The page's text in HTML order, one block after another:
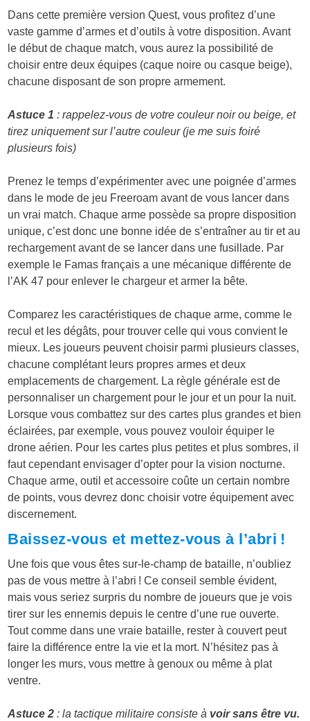
Dans cette première version Quest, vous profitez d’une
vaste gamme d’armes et d’outils à votre disposition. Avant
le début de chaque match, vous aurez la possibilité de
choisir entre deux équipes (caque noire ou casque beige),
chacune disposant de son propre armement.
Astuce 1 : rappelez-vous de votre couleur noir ou beige, et
tirez uniquement sur l’autre couleur (je me suis foiré
plusieurs fois)
Prenez le temps d’expérimenter avec une poignée d’armes
dans le mode de jeu Freeroam avant de vous lancer dans
un vrai match. Chaque arme possède sa propre disposition
unique, c’est donc une bonne idée de s’entraîner au tir et au
rechargement avant de se lancer dans une fusillade. Par
exemple le Famas français a une mécanique différente de
l’AK 47 pour enlever le chargeur et armer la bête.
Comparez les caractéristiques de chaque arme, comme le
recul et les dégâts, pour trouver celle qui vous convient le
mieux. Les joueurs peuvent choisir parmi plusieurs classes,
chacune complétant leurs propres armes et deux
emplacements de chargement. La règle générale est de
personnaliser un chargement pour le jour et un pour la nuit.
Lorsque vous combattez sur des cartes plus grandes et bien
éclairées, par exemple, vous pouvez vouloir équiper le
drone aérien. Pour les cartes plus petites et plus sombres, il
faut cependant envisager d’opter pour la vision nocturne.
Chaque arme, outil et accessoire coûte un certain nombre
de points, vous devrez donc choisir votre équipement avec
discernement.
Baissez-vous et mettez-vous à l’abri !
Une fois que vous êtes sur-le-champ de bataille, n’oubliez
pas de vous mettre à l’abri ! Ce conseil semble évident,
mais vous seriez surpris du nombre de joueurs que je vois
tirer sur les ennemis depuis le centre d’une rue ouverte.
Tout comme dans une vraie bataille, rester à couvert peut
faire la différence entre la vie et la mort. N’hésitez pas à
longer les murs, vous mettre à genoux ou même à plat
ventre.
Astuce 2 : la tactique militaire consiste à voir sans être vu.